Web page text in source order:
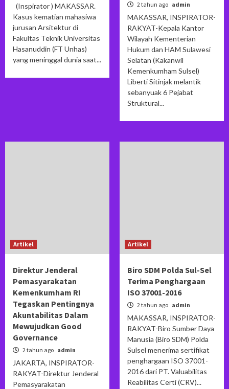
(Inspirator ) MAKASSAR.
Kasus kematian mahasiwa
jurusan Arsitektur di
Fakultas Teknik Universitas
Hasanuddin (FT Unhas)
yang meninggal dunia saat...
2 tahun ago admin
MAKASSAR, INSPIRATOR-
RAKYAT-Kepala Kantor
Wilayah Kementerian
Hukum dan HAM Sulawesi
Selatan (Kakanwil
Kemenkumham Sulsel)
Liberti Sitinjak melantik
sebanyuak 6 Pejabat
Struktural...
Artikel
Direktur Jenderal
Pemasyarakatan
Kemenkumham RI
Tegaskan Pentingnya
Akuntabilitas Dalam
Mewujudkan Good
Governance
2 tahun ago admin
JAKARTA, INSPIRATOR-
RAKYAT-Direktur Jenderal
Pemasyarakatan
Artikel
Biro SDM Polda Sul-Sel
Terima Penghargaan
ISO 37001-2016
2 tahun ago admin
MAKASSAR, INSPIRATOR-
RAKYAT-Biro Sumber Daya
Manusia (Biro SDM) Polda
Sulsel menerima sertifikat
penghargaan ISO 37001-
2016 dari PT. Valuabilitas
Reabilitas Certi (CRV)...